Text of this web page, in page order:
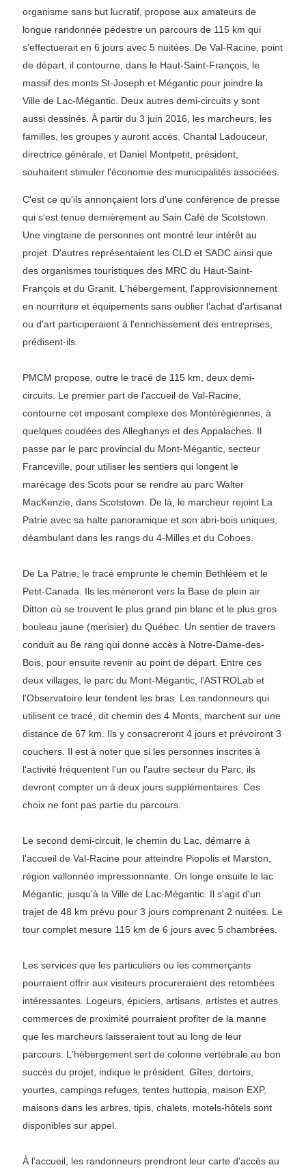
organisme sans but lucratif, propose aux amateurs de
longue randonnée pédestre un parcours de 115 km qui
s'effectuerait en 6 jours avec 5 nuitées. De Val-Racine, point
de départ, il contourne, dans le Haut-Saint-François, le
massif des monts St-Joseph et Mégantic pour joindre la
Ville de Lac-Mégantic. Deux autres demi-circuits y sont
aussi dessinés. À partir du 3 juin 2016, les marcheurs, les
familles, les groupes y auront accès. Chantal Ladouceur,
directrice générale, et Daniel Montpetit, président,
souhaitent stimuler l'économie des municipalités associées.
C'est ce qu'ils annonçaient lors d'une conférence de presse
qui s'est tenue dernièrement au Sain Café de Scotstown.
Une vingtaine de personnes ont montré leur intérêt au
projet. D'autres représentaient les CLD et SADC ainsi que
des organismes touristiques des MRC du Haut-Saint-
François et du Granit. L'hébergement, l'approvisionnement
en nourriture et équipements sans oublier l'achat d'artisanat
ou d'art participeraient à l'enrichissement des entreprises,
prédisent-ils.
PMCM propose, outre le tracé de 115 km, deux demi-
circuits. Le premier part de l'accueil de Val-Racine,
contourne cet imposant complexe des Montérégiennes, à
quelques coudées des Alleghanys et des Appalaches. Il
passe par le parc provincial du Mont-Mégantic, secteur
Franceville, pour utiliser les sentiers qui longent le
marécage des Scots pour se rendre au parc Walter
MacKenzie, dans Scotstown. De là, le marcheur rejoint La
Patrie avec sa halte panoramique et son abri-bois uniques,
déambulant dans les rangs du 4-Milles et du Cohoes.
De La Patrie, le tracé emprunte le chemin Bethléem et le
Petit-Canada. Ils les mèneront vers la Base de plein air
Ditton où se trouvent le plus grand pin blanc et le plus gros
bouleau jaune (merisier) du Québec. Un sentier de travers
conduit au 8e rang qui donne accès à Notre-Dame-des-
Bois, pour ensuite revenir au point de départ. Entre ces
deux villages, le parc du Mont-Mégantic, l'ASTROLab et
l'Observatoire leur tendent les bras. Les randonneurs qui
utilisent ce tracé, dit chemin des 4 Monts, marchent sur une
distance de 67 km. Ils y consacreront 4 jours et prévoiront 3
couchers. Il est à noter que si les personnes inscrites à
l'activité fréquentent l'un ou l'autre secteur du Parc, ils
devront compter un à deux jours supplémentaires. Ces
choix ne font pas partie du parcours.
Le second demi-circuit, le chemin du Lac, démarre à
l'accueil de Val-Racine pour atteindre Piopolis et Marston,
région vallonnée impressionnante. On longe ensuite le lac
Mégantic, jusqu'à la Ville de Lac-Mégantic. Il s'agit d'un
trajet de 48 km prévu pour 3 jours comprenant 2 nuitées. Le
tour complet mesure 115 km de 6 jours avec 5 chambrées.
Les services que les particuliers ou les commerçants
pourraient offrir aux visiteurs procureraient des retombées
intéressantes. Logeurs, épiciers, artisans, artistes et autres
commerces de proximité pourraient profiter de la manne
que les marcheurs laisseraient tout au long de leur
parcours. L'hébergement sert de colonne vertébrale au bon
succès du projet, indique le président. Gîtes, dortoirs,
yourtes, campings refuges, tentes huttopia, maison EXP,
maisons dans les arbres, tipis, chalets, motels-hôtels sont
disponibles sur appel.
À l'accueil, les randonneurs prendront leur carte d'accès au